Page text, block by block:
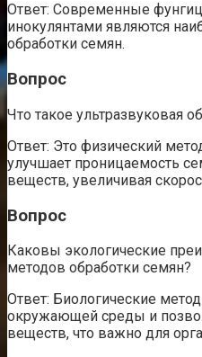
Ответ: Современные
инокулянтами являются
обработки семян.
Вопрос
Что такое ультразвуковая
Ответ: Это физический
улучшает проницаемость
веществ, увеличивая
Вопрос
Каковы экологические
методов обработки семян?
Ответ: Биологические
окружающей среды и
веществ, что важно для